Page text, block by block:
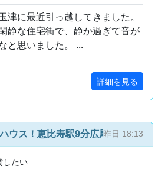
津に最近引っ越してきました。
静な住宅街で、静か過ぎて音が
と思いました。 ...
詳細を見る
ウス！恵比寿駅9分広尾駅8分
昨日 18:13
したい